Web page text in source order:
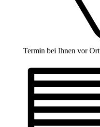
Termin bei Ihnen vor Ort